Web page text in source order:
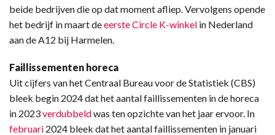
beide bedrijven die op dat moment afliep. Vervolgens opende
het bedrijf in maart deeerste Circle K-winkel in Nederland
aan de A12 bij Harmelen.
Faillissementen horeca
Uit cijfers van het Centraal Bureau voor de Statistiek (CBS)
bleek begin 2024 dat het aantal faillissementen in de horeca
in 2023verdubbeldwas ten opzichte van het jaar ervoor. In
februari 2024 bleek dat het aantal faillissementen in januari